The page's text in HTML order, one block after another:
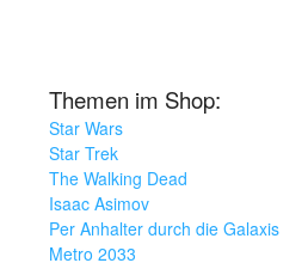
Themen im Shop:
Star Wars
Star Trek
The Walking Dead
Isaac Asimov
Per Anhalter durch die Galaxis
Metro 2033